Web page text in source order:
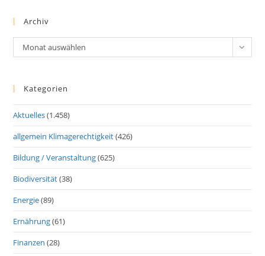
Archiv
Archiv
Monat auswählen
Kategorien
Aktuelles(1.458)
allgemein Klimagerechtigkeit(426)
Bildung / Veranstaltung(625)
Biodiversität(38)
Energie(89)
Ernährung(61)
Finanzen (28)